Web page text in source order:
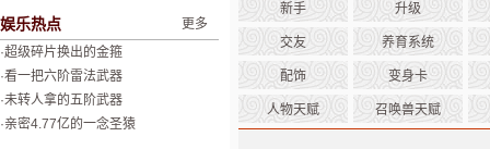
娱乐热点
更多
·超级碎片换出的金箍
·看一把六阶雷法武器
·未转人拿的五阶武器
·亲密4.77亿的一念圣猿
新手 升级
交友 养育系统
配饰 变身卡
人物天赋 召唤兽天赋